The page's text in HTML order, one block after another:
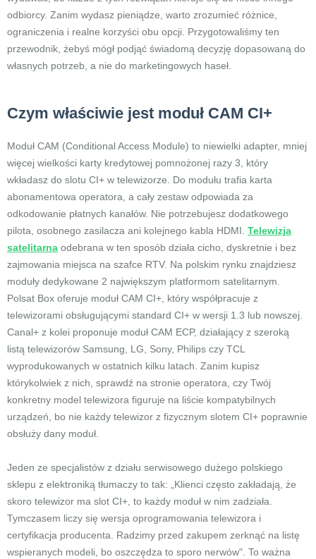
odbiorcy. Zanim wydasz pieniądze, warto zrozumieć różnice,
ograniczenia i realne korzyści obu opcji. Przygotowaliśmy ten
przewodnik, żebyś mógł podjąć świadomą decyzję dopasowaną do
własnych potrzeb, a nie do marketingowych haseł.
Czym właściwie jest moduł CAM CI+
Moduł CAM (Conditional Access Module) to niewielki adapter, mniej
więcej wielkości karty kredytowej pomnożonej razy 3, który
wkładasz do slotu CI+ w telewizorze. Do modułu trafia karta
abonamentowa operatora, a cały zestaw odpowiada za
odkodowanie płatnych kanałów. Nie potrzebujesz dodatkowego
pilota, osobnego zasilacza ani kolejnego kabla HDMI. Telewizja
satelitarna odebrana w ten sposób działa cicho, dyskretnie i bez
zajmowania miejsca na szafce RTV. Na polskim rynku znajdziesz
moduły dedykowane 2 największym platformom satelitarnym.
Polsat Box oferuje moduł CAM CI+, który współpracuje z
telewizorami obsługującymi standard CI+ w wersji 1.3 lub nowszej.
Canal+ z kolei proponuje moduł CAM ECP, działający z szeroką
listą telewizorów Samsung, LG, Sony, Philips czy TCL
wyprodukowanych w ostatnich kilku latach. Zanim kupisz
którykolwiek z nich, sprawdź na stronie operatora, czy Twój
konkretny model telewizora figuruje na liście kompatybilnych
urządzeń, bo nie każdy telewizor z fizycznym slotem CI+ poprawnie
obsłuży dany moduł.
Jeden ze specjalistów z działu serwisowego dużego polskiego
sklepu z elektroniką tłumaczy to tak: „Klienci często zakładają, że
skoro telewizor ma slot CI+, to każdy moduł w nim zadziała.
Tymczasem liczy się wersja oprogramowania telewizora i
certyfikacja producenta. Radzimy przed zakupem zerknąć na listę
wspieranych modeli, bo oszczędza to sporo nerwów". To ważna